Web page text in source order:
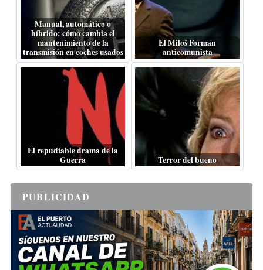
Manual, automático o
híbrido: cómo cambia el
mantenimiento de la
transmisión en coches usados
El Miloš Forman
anticomunista
El repudiable drama de la
Guerra
Terror del bueno
PUBLICIDAD